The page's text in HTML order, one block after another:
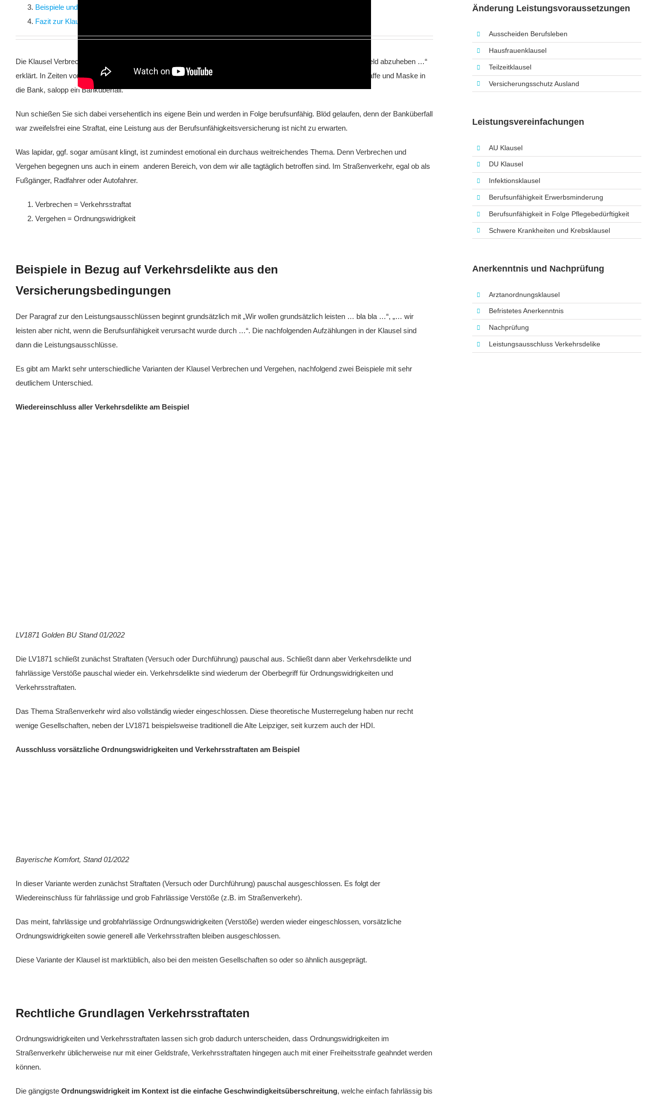
Beispiele und Erläuterungen zum Verständnis der Klausel
Fazit zur Klausel und Entscheidungshilfe
Die Klausel Verbrechen und Vergehen habe ich früher einfach mit „Sie gehen mit einer Maske in die Bank um Geld abzuheben …“
erklärt. In Zeiten von Corona ging oder geht jeder mit Maske in die Bank. Gemeint ist natürlich, Sie gehen mit Waffe und Maske in
die Bank, salopp ein Banküberfall.
Nun schießen Sie sich dabei versehentlich ins eigene Bein und werden in Folge berufsunfähig. Blöd gelaufen, denn der Banküberfall
war zweifelsfrei eine Straftat, eine Leistung aus der Berufsunfähigkeitsversicherung ist nicht zu erwarten.
Was lapidar, ggf. sogar amüsant klingt, ist zumindest emotional ein durchaus weitreichendes Thema. Denn Verbrechen und
Vergehen begegnen uns auch in einem anderen Bereich, von dem wir alle tagtäglich betroffen sind. Im Straßenverkehr, egal ob als
Fußgänger, Radfahrer oder Autofahrer.
Verbrechen = Verkehrsstraftat
Vergehen = Ordnungswidrigkeit
Beispiele in Bezug auf Verkehrsdelikte aus den
Versicherungsbedingungen
Der Paragraf zur den Leistungsausschlüssen beginnt grundsätzlich mit „Wir wollen grundsätzlich leisten … bla bla …“, „… wir
leisten aber nicht, wenn die Berufsunfähigkeit verursacht wurde durch …“. Die nachfolgenden Aufzählungen in der Klausel sind
dann die Leistungsausschlüsse.
Es gibt am Markt sehr unterschiedliche Varianten der Klausel Verbrechen und Vergehen, nachfolgend zwei Beispiele mit sehr
deutlichem Unterschied.
Wiedereinschluss aller Verkehrsdelikte am Beispiel
LV1871 Golden BU Stand 01/2022
Die LV1871 schließt zunächst Straftaten (Versuch oder Durchführung) pauschal aus. Schließt dann aber Verkehrsdelikte und
fahrlässige Verstöße pauschal wieder ein. Verkehrsdelikte sind wiederum der Oberbegriff für Ordnungswidrigkeiten und
Verkehrsstraftaten.
Das Thema Straßenverkehr wird also vollständig wieder eingeschlossen. Diese theoretische Musterregelung haben nur recht
wenige Gesellschaften, neben der LV1871 beispielsweise traditionell die Alte Leipziger, seit kurzem auch der HDI.
Ausschluss vorsätzliche Ordnungswidrigkeiten und Verkehrsstraftaten am Beispiel
Bayerische Komfort, Stand 01/2022
In dieser Variante werden zunächst Straftaten (Versuch oder Durchführung) pauschal ausgeschlossen. Es folgt der
Wiedereinschluss für fahrlässige und grob Fahrlässige Verstöße (z.B. im Straßenverkehr).
Das meint, fahrlässige und grobfahrlässige Ordnungswidrigkeiten (Verstöße) werden wieder eingeschlossen, vorsätzliche
Ordnungswidrigkeiten sowie generell alle Verkehrsstraften bleiben ausgeschlossen.
Diese Variante der Klausel ist marktüblich, also bei den meisten Gesellschaften so oder so ähnlich ausgeprägt.
Rechtliche Grundlagen Verkehrsstraftaten
Ordnungswidrigkeiten und Verkehrsstraftaten lassen sich grob dadurch unterscheiden, dass Ordnungswidrigkeiten im
Straßenverkehr üblicherweise nur mit einer Geldstrafe, Verkehrsstraftaten hingegen auch mit einer Freiheitsstrafe geahndet werden
können.
Die gängigste Ordnungswidrigkeit im Kontext ist die einfache Geschwindigkeitsüberschreitung, welche einfach fahrlässig bis
Änderung Leistungsvoraussetzungen
Ausscheiden Berufsleben
Hausfrauenklausel
Teilzeitklausel
Versicherungsschutz Ausland
Leistungsvereinfachungen
AU Klausel
DU Klausel
Infektionsklausel
Berufsunfähigkeit Erwerbsminderung
Berufsunfähigkeit in Folge Pflegebedürftigkeit
Schwere Krankheiten und Krebsklausel
Anerkenntnis und Nachprüfung
Arztanordnungsklausel
Befristetes Anerkenntnis
Nachprüfung
Leistungsausschluss Verkehrsdelike